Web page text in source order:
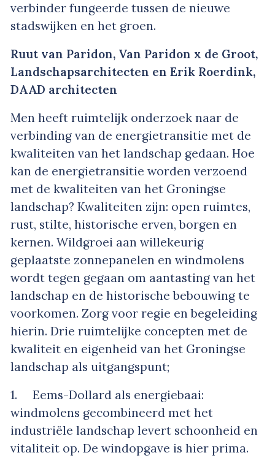
verbinder fungeerde tussen de nieuwe
stadswijken en het groen.
Ruut van Paridon, Van Paridon x de Groot,
Landschapsarchitecten en Erik Roerdink,
DAAD architecten
Men heeft ruimtelijk onderzoek naar de
verbinding van de energietransitie met de
kwaliteiten van het landschap gedaan. Hoe
kan de energietransitie worden verzoend
met de kwaliteiten van het Groningse
landschap? Kwaliteiten zijn: open ruimtes,
rust, stilte, historische erven, borgen en
kernen. Wildgroei aan willekeurig
geplaatste zonnepanelen en windmolens
wordt tegen gegaan om aantasting van het
landschap en de historische bebouwing te
voorkomen. Zorg voor regie en begeleiding
hierin. Drie ruimtelijke concepten met de
kwaliteit en eigenheid van het Groningse
landschap als uitgangspunt;
1. Eems-Dollard als energiebaai:
windmolens gecombineerd met het
industriële landschap levert schoonheid en
vitaliteit op. De windopgave is hier prima.